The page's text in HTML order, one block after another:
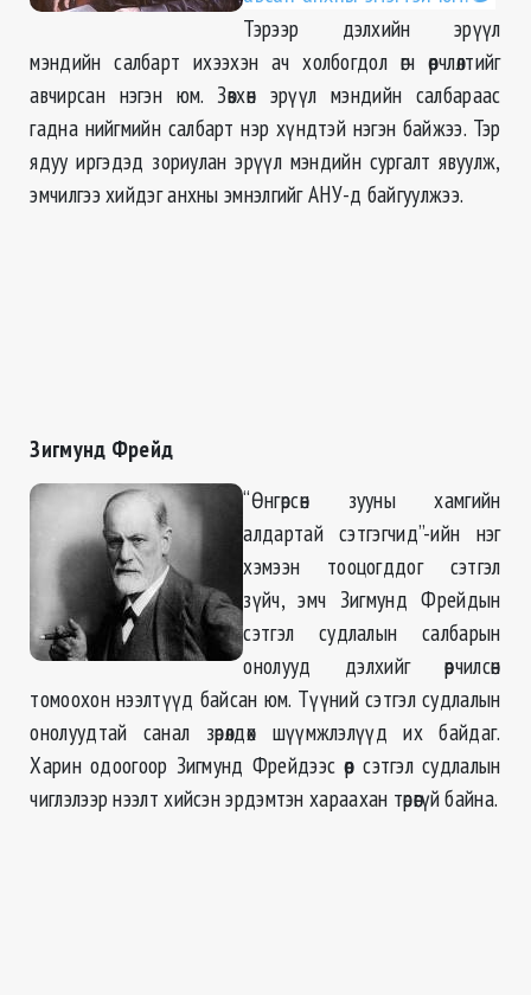
Тэрээр дэлхийн эрүүл
мэндийн салбарт ихээхэн ач холбогдол өгч өөрчлөлтийг
авчирсан нэгэн юм. Зөвхөн эрүүл мэндийн салбараас
гадна нийгмийн салбарт нэр хүндтэй нэгэн байжээ. Тэр
ядуу иргэдэд зориулан эрүүл мэндийн сургалт явуулж,
эмчилгээ хийдэг анхны эмнэлгийг АНУ-д байгуулжээ.
Зигмунд Фрейд
“Өнгөрсөн зууны хамгийн
алдартай сэтгэгчид”-ийн нэг
хэмээн тооцогддог сэтгэл
зүйч, эмч Зигмунд Фрейдын
сэтгэл судлалын салбарын
онолууд дэлхийг өөрчилсөн
томоохон нээлтүүд байсан юм. Түүний сэтгэл судлалын
онолуудтай санал зөрөлдөх шүүмжлэлүүд их байдаг.
Харин одоогоор Зигмунд Фрейдээс өөр сэтгэл судлалын
чиглэлээр нээлт хийсэн эрдэмтэн хараахан төрөөгүй байна.